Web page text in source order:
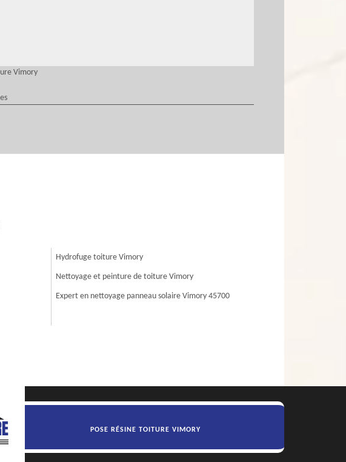
Vimory
Hydrofuge toiture Vimory
Nettoyage et peinture de toiture Vimory
Expert en nettoyage panneau solaire Vimory 45700
POSE RÉSINE TOITURE VIMORY